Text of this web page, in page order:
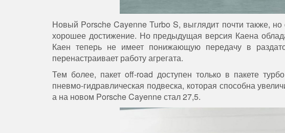
Новый Porsche Cayenne Turbo S, выглядит почти также, но
хорошее достижение. Но предыдущая версия Каена
Каен теперь не имеет понижающую передачу в
перенастраивает работу агрегата.
Тем более, пакет off-road доступен только в пакете
пневмо-гидравлическая подвеска, которая способна
а на новом Porsche Cayenne стал 27,5.